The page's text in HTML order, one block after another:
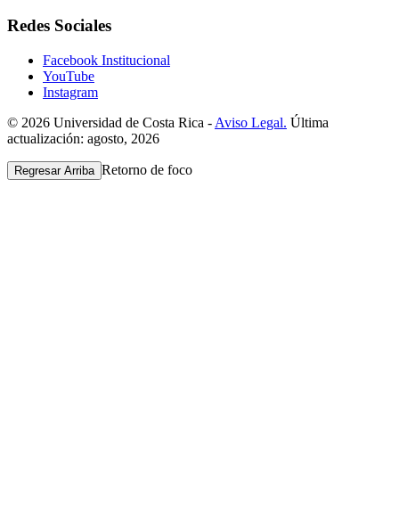
Redes Sociales
Facebook Institucional
YouTube
Instagram
© 2026 Universidad de Costa Rica - Aviso Legal. Última
actualización: agosto, 2026
Regresar Arriba Retorno de foco